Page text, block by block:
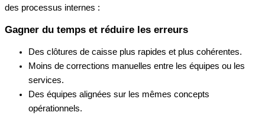
des processus internes :
Gagner du temps et réduire les erreurs
Des clôtures de caisse plus rapides et plus cohérentes.
Moins de corrections manuelles entre les équipes ou les
services.
Des équipes alignées sur les mêmes concepts
opérationnels.